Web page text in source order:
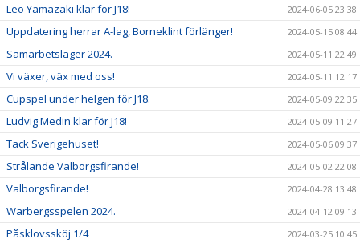
Leo Yamazaki klar för J18! 2024-06-05 23:38
Uppdatering herrar A-lag, Borneklint förlänger! 2024-05-15 08:44
Samarbetsläger 2024. 2024-05-11 22:49
Vi växer, väx med oss! 2024-05-11 12:17
Cupspel under helgen för J18. 2024-05-09 22:35
Ludvig Medin klar för J18! 2024-05-09 11:27
Tack Sverigehuset! 2024-05-06 09:37
Strålande Valborgsfirande! 2024-05-02 22:08
Valborgsfirande! 2024-04-28 13:48
Warbergsspelen 2024. 2024-04-12 09:13
Påsklovssköj 1/4 2024-03-25 10:45